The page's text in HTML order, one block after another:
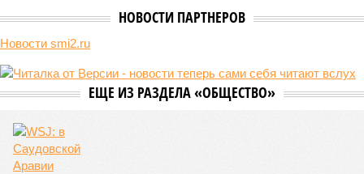
НОВОСТИ ПАРТНЕРОВ
Новости smi2.ru
ЕЩЕ ИЗ РАЗДЕЛА «ОБЩЕСТВО»